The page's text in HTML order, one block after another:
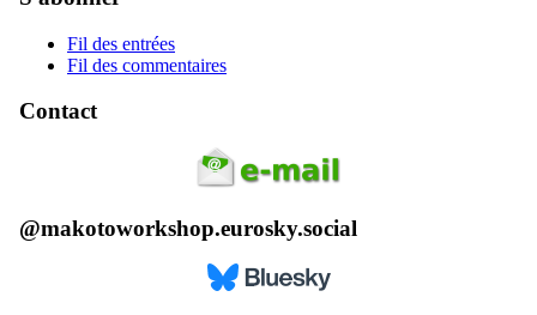
Fil des entrées
Fil des commentaires
Contact
@makotoworkshop.eurosky.social